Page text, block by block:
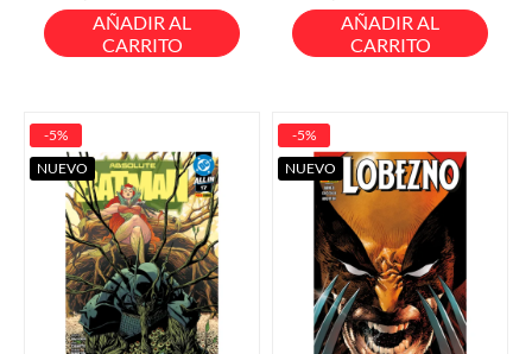
base
AÑADIR AL
CARRITO
base
AÑADIR AL
CARRITO
-5%
NUEVO
-5%
NUEVO